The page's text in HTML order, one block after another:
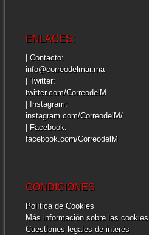
ENLACES:
| Contacto:
info@correodelmar.ma
| Twitter:
twitter.com/CorreodelM
| Instagram:
instagram.com/CorreodelM/
| Facebook:
facebook.com/CorreodelM
CONDICIONES
Política de Cookies
Más información sobre las cookies
Cuestiones legales de interés